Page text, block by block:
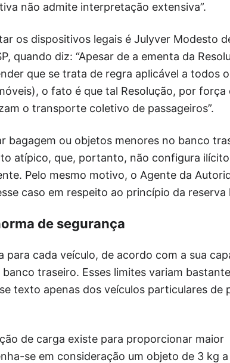
não admite interpretação extensiva”.
os dispositivos legais é Julyver Modesto
quando diz: “Apesar de a ementa da
que se trata de regra aplicável a todos
o fato é que tal Resolução, por força
o transporte coletivo de passageiros”.
bagagem ou objetos menores no banco
atípico, que, portanto, não configura
Pelo mesmo motivo, o Agente da
caso em respeito ao princípio da reserva
de segurança
para cada veículo, de acordo com a sua
traseiro. Esses limites variam
texto apenas dos veículos particulares de
de carga existe para proporcionar maior
se em consideração um objeto de 3 kg a